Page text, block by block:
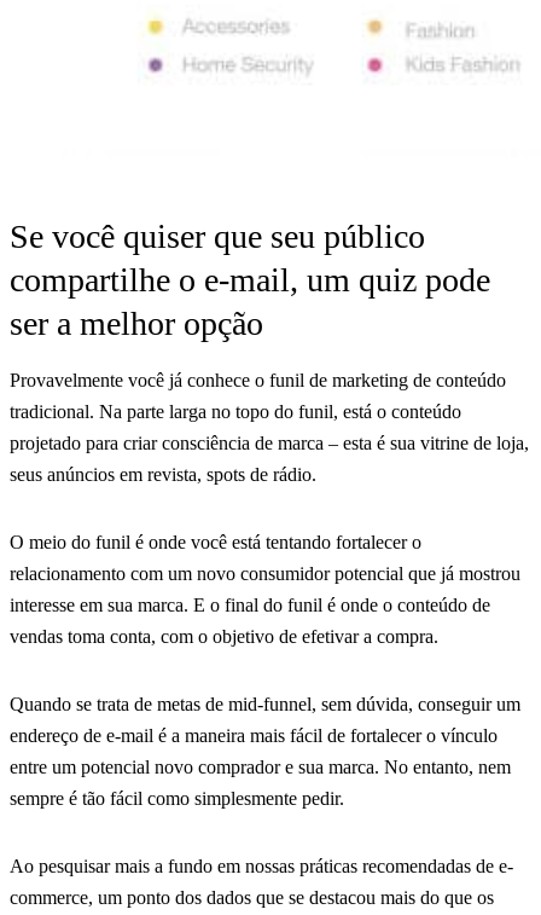
Se você quiser que seu público
compartilhe o e-mail, um quiz pode
ser a melhor opção
Provavelmente você já conhece o funil de marketing de conteúdo
tradicional. Na parte larga no topo do funil, está o conteúdo
projetado para criar consciência de marca – esta é sua vitrine de loja,
seus anúncios em revista, spots de rádio.
O meio do funil é onde você está tentando fortalecer o
relacionamento com um novo consumidor potencial que já mostrou
interesse em sua marca. E o final do funil é onde o conteúdo de
vendas toma conta, com o objetivo de efetivar a compra.
Quando se trata de metas de mid-funnel, sem dúvida, conseguir um
endereço de e-mail é a maneira mais fácil de fortalecer o vínculo
entre um potencial novo comprador e sua marca. No entanto, nem
sempre é tão fácil como simplesmente pedir.
Ao pesquisar mais a fundo em nossas práticas recomendadas de e-
commerce, um ponto dos dados que se destacou mais do que os